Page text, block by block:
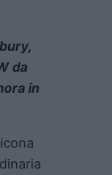
da
in